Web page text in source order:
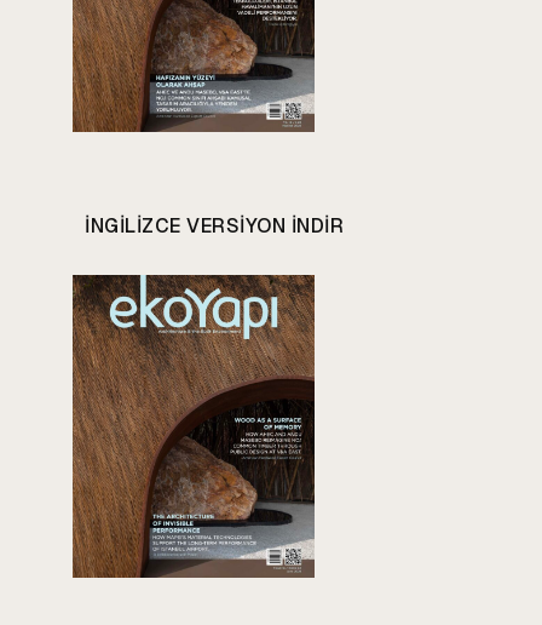
INGILIZCE VERSIYON INDIR